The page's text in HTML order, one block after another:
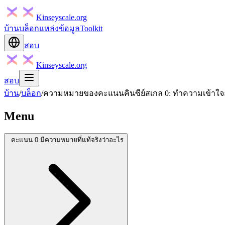
Kinseyscale.org
บ้านบล็อกแหล่งข้อมูลToolkit
สอบ
Kinseyscale.org
สอบ
บ้าน/บล็อก/ความหมายของคะแนนคินซีย์สเกล 0: ทำความเข้า
Menu
คะแนน 0 มีความหมายที่แท้จริงว่าอะไร